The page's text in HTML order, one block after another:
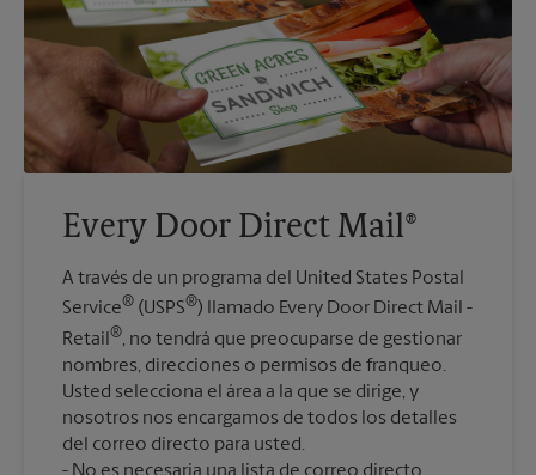
Every Door Direct Mail®
A través de un programa del United States Postal
Service® (USPS®) llamado Every Door Direct Mail -
Retail ®, no tendrá que preocuparse de gestionar
nombres, direcciones o permisos de franqueo.
Usted selecciona el área a la que se dirige, y
nosotros nos encargamos de todos los detalles
del correo directo para usted.